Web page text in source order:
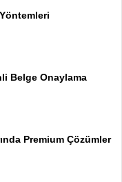
Belge Onaylama
Premium Çözümler